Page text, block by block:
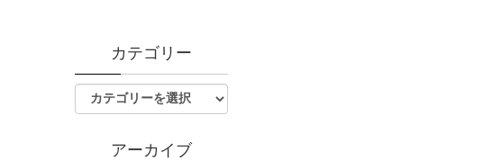
カテゴリー
アーカイブ